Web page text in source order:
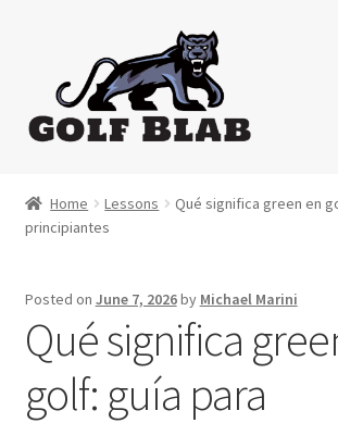
navigation
content
About
My Account
Cart
Home Lessons
Qué significa green en
principiantes
Posted on June 7, 2026by Michael Marini
Qué significa
golf: guía para